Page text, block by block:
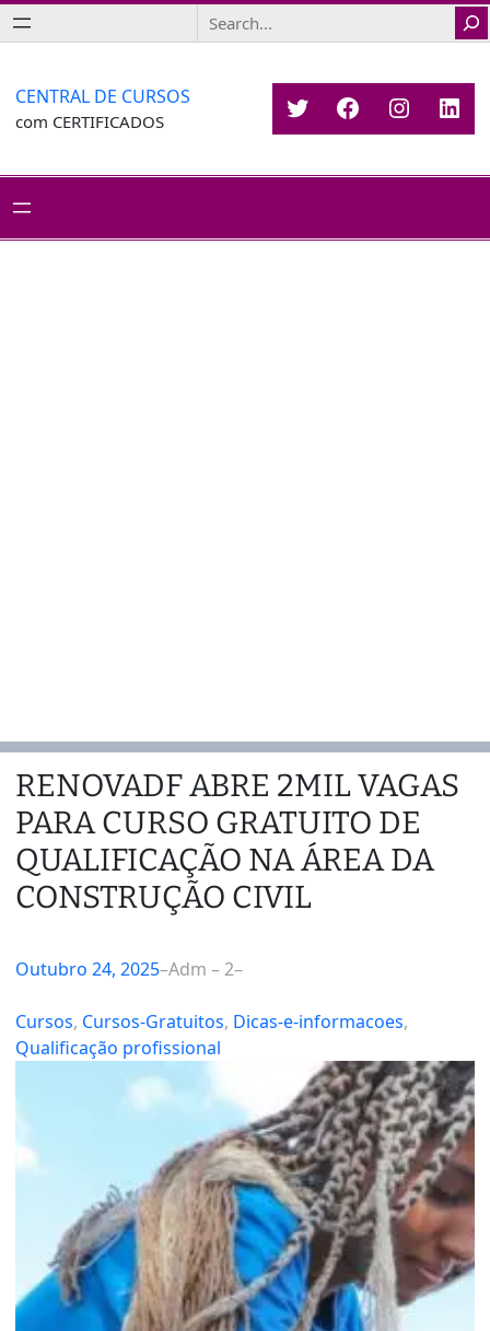
Saltar
para
conteúdo
Search
CENTRAL DE CURSOS
com CERTIFICADOS TwitterFacebook
RENOVADF ABRE 2MIL VAGAS
PARA CURSO GRATUITO DE
QUALIFICAÇÃO NA ÁREA DA
CONSTRUÇÃO CIVIL
Outubro 24, 2025–Adm – 2–
Cursos, Cursos-Gratuitos, Dicas-e-informacoes
Qualificação profissional